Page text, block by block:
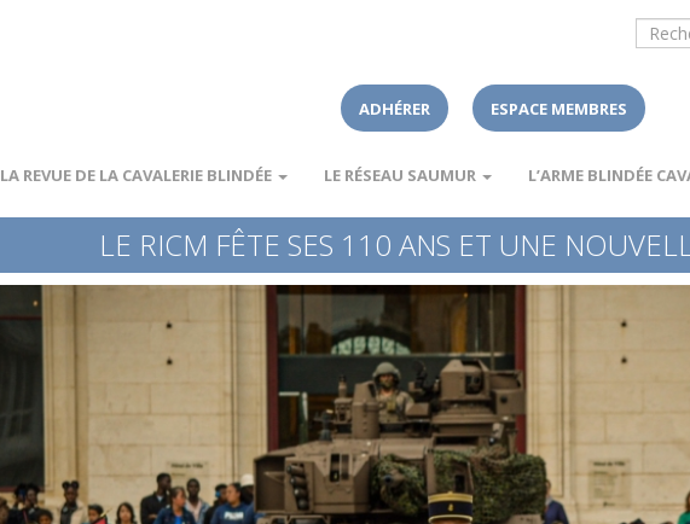
ADHÉRER ESPACE MEMBRES
LA REVUE DE LA CAVALERIE BLINDÉE LE RÉSEAU SAUMUR L’ARME BLINDÉE
LE RICM FÊTE SES 110 ANS ET UNE